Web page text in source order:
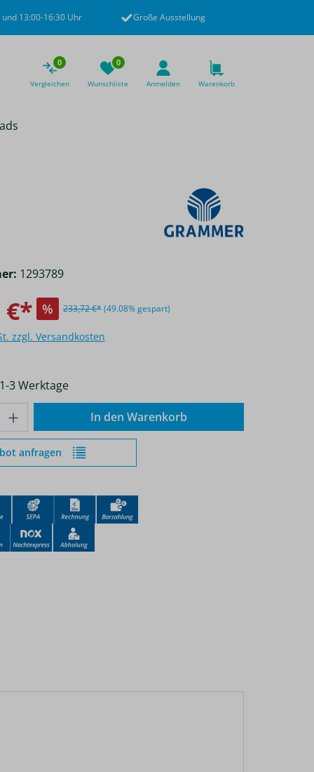
13:00-16:30 Uhr Große Ausstellung
0
Vergleichen
0
Wunschliste Anmelden Warenkorb
€* % 233,72 €*(49.08% gespart)
zzgl. Versandkosten
3 Werktage
1293789
Gib den gewünschten Wert ein
In den Warenkorb
anfragen